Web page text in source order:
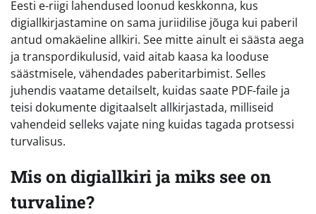
Eesti e-riigi lahendused loonud keskkonna, kus
digiallkirjastamine on sama juriidilise jõuga kui paberil
antud omakäeline allkiri. See mitte ainult ei säästa aega
ja transpordikulusid, vaid aitab kaasa ka looduse
säästmisele, vähendades paberitarbimist. Selles
juhendis vaatame detailselt, kuidas saate PDF-faile ja
teisi dokumente digitaalselt allkirjastada, milliseid
vahendeid selleks vajate ning kuidas tagada protsessi
turvalisus.
Mis on digiallkiri ja miks see on
turvaline?